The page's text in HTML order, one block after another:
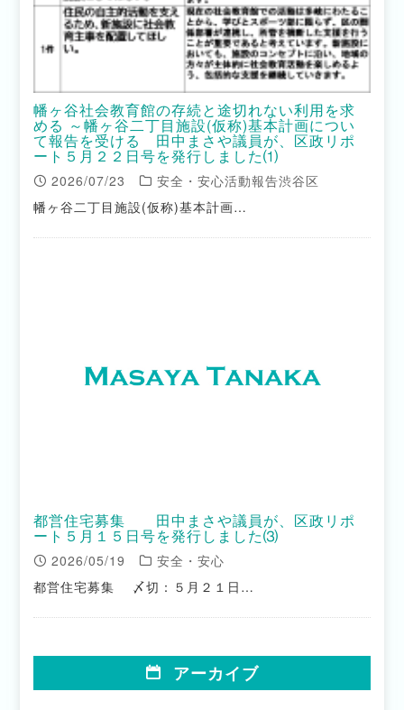
幡ヶ谷社会教育館の存続と途切れない利用を求
める ～幡ヶ谷二丁目施設(仮称)基本計画につい
て報告を受ける 田中まさや議員が、区政リポ
ート５月２２日号を発行しました⑴
2026/07/23
安全・安心活動報告渋谷区
幡ヶ谷二丁目施設(仮称)基本計画…
都営住宅募集 田中まさや議員が、区政リポ
ート５月１５日号を発行しました⑶
2026/05/19
安全・安心
都営住宅募集 〆切：５月２１日…
アーカイブ